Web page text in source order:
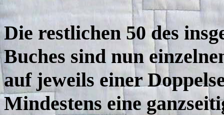
Die restlichen 50 des
Buches sind nun
auf jeweils einer
Mindestens eine